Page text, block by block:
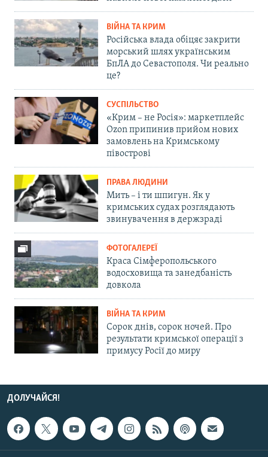
ВІЙНА ТА КРИМ
Російська влада обіцяє закрити
морський шлях українським
БпЛА до Севастополя. Чи реально
це?
СУСПІЛЬСТВО
«Крим – не Росія»: маркетплейс
Ozon припинив прийом нових
замовлень на Кримському
півострові
ПРАВА ЛЮДИНИ
Мить – і ти шпигун. Як у
кримських судах розглядають
звинувачення в держзраді
ФОТОГАЛЕРЕЇ
Краса Сімферопольського
водосховища та занедбаність
довкола
ВІЙНА ТА КРИМ
Сорок днів, сорок ночей. Про
результати кримської операції з
примусу Росії до миру
ДОЛУЧАЙСЯ!